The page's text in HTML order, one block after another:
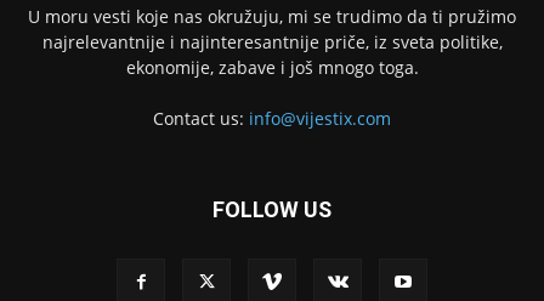
U moru vesti koje nas okružuju, mi se trudimo da ti pružimo
najrelevantnije i najinteresantnije priče, iz sveta politike,
ekonomije, zabave i još mnogo toga.
Contact us: info@vijestix.com
FOLLOW US